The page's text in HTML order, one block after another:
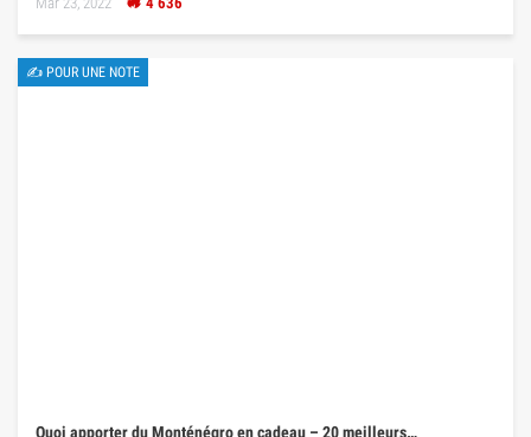
✍ POUR UNE NOTE
Quoi apporter du Monténégro en cadeau – 20 meilleurs…